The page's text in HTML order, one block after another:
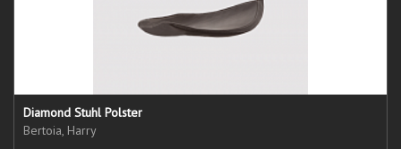
Diamond Stuhl Polster
Bertoia, Harry